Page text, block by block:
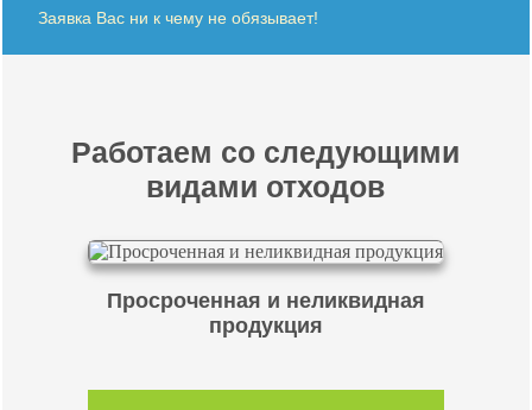
Заявка Вас ни к чему не обязывает!
Работаем со следующими
видами отходов
Просроченная и неликвидная
продукция